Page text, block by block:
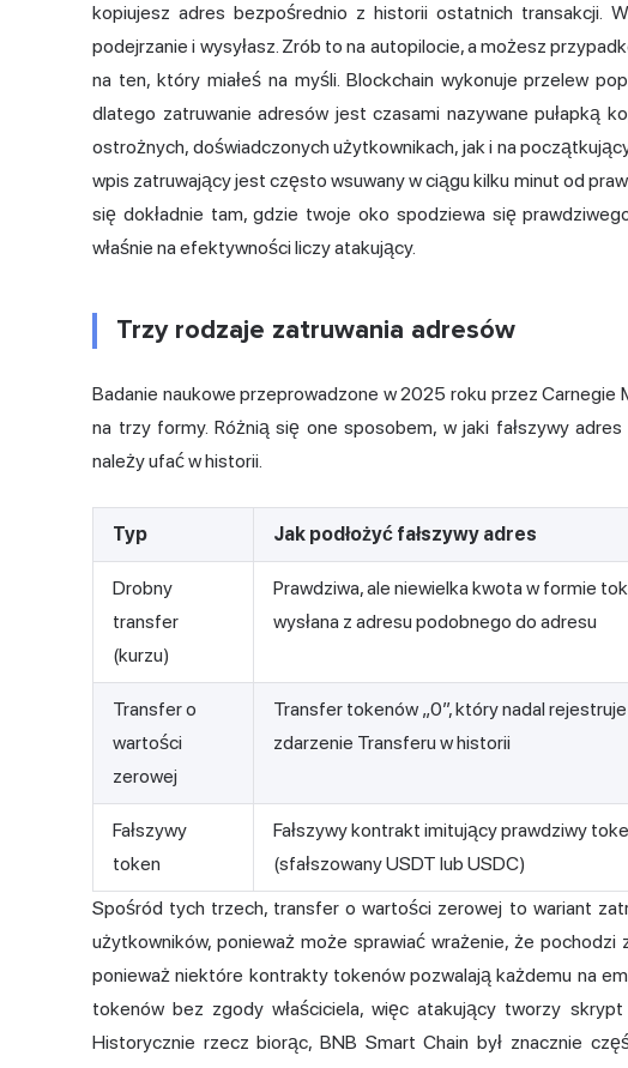
kopiujesz adres bezpośrednio z historii ostatnich transakcji.
podejrzanie i wysyłasz. Zrób to na autopilocie, a możesz
na ten, który miałeś na myśli. Blockchain wykonuje przelew
dlatego zatruwanie adresów jest czasami nazywane pułapką
ostrożnych, doświadczonych użytkownikach, jak i na
wpis zatruwający jest często wsuwany w ciągu kilku minut od
się dokładnie tam, gdzie twoje oko spodziewa się
właśnie na efektywności liczy atakujący.
Trzy rodzaje zatruwania adresów
Badanie naukowe przeprowadzone w 2025 roku przez Carnegie
na trzy formy. Różnią się one sposobem, w jaki fałszywy
należy ufać w historii.
Typ Jak podłożyć fałszywy adres
Drobny
transfer
(kurzu)
Prawdziwa, ale niewielka kwota w formie
wysłana z adresu podobnego do adresu
Transfer o
wartości
zerowej
Transfer tokenów „0”, który nadal rejestruje
zdarzenie Transferu w historii
Fałszywy
token
Fałszywy kontrakt imitujący prawdziwy
(sfałszowany USDT lub USDC)
Spośród tych trzech, transfer o wartości zerowej to wariant
użytkowników, ponieważ może sprawiać wrażenie, że
ponieważ niektóre kontrakty tokenów pozwalają każdemu na
tokenów bez zgody właściciela, więc atakujący tworzy
Historycznie rzecz biorąc, BNB Smart Chain był znacznie